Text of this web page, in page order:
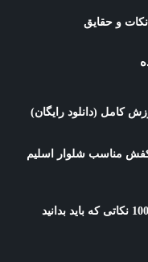
مناسب شلوار اسلیم